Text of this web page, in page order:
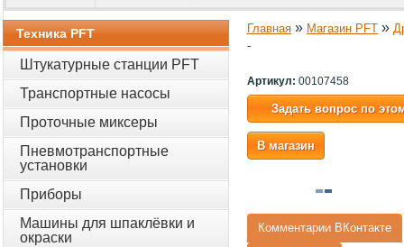
Главная » Магазин PFT »
-
Артикул: 00107458
Задать вопрос по
В магазин
Комментарии ВКонтакте
Техника PFT
Штукатурные станции PFT
Транспортные насосы
Проточные миксеры
Пневмотранспортные
установки
Приборы
Машины для шпаклёвки и
окраски